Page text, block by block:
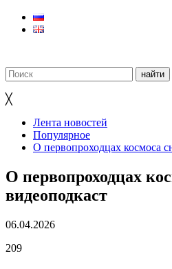
╳
Лента новостей
Популярное
О первопроходцах космоса
О первопроходцах
видеоподкаст
06.04.2026
209